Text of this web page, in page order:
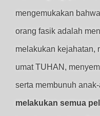
mengemukakan
orang fasik adalah
melakukan kejahatan,
umat TUHAN,
serta membunuh
melakukan semua